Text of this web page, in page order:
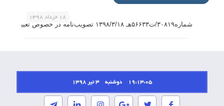
۱۸ خرداد ۱۳۹۸
شماره۳۰۸۱۹/ت۵۶۶۳۳هـ ۱۳۹۸/۳/۱۸ تصویب‌نامه در خصوص تعیین آقای امیدعلی پارسا به عنوان رییس کل سازمان امور مالیاتی کشور
19:13:05 دوشنبه ۳ تیر ۱۳۹۸